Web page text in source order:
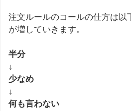
注文ルールのコールの仕方は以
が増していきます。
半分
↓
少なめ
↓
何も言わない